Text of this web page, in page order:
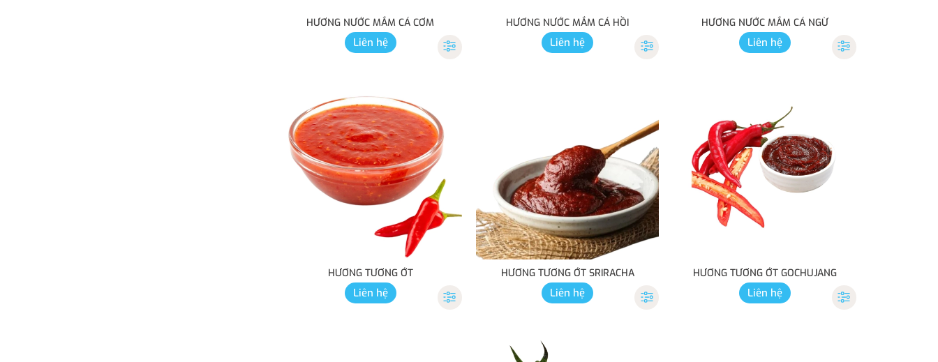
HƯƠNG NƯỚC MẮM CÁ CƠM
Liên hệ
HƯƠNG NƯỚC MẮM CÁ HỒI
Liên hệ
HƯƠNG NƯỚC MẮM CÁ NGỪ
Liên hệ
HƯƠNG TƯƠNG ỚT
Liên hệ
HƯƠNG TƯƠNG ỚT SRIRACHA
Liên hệ
HƯƠNG TƯƠNG ỚT GOCHUJANG
Liên hệ